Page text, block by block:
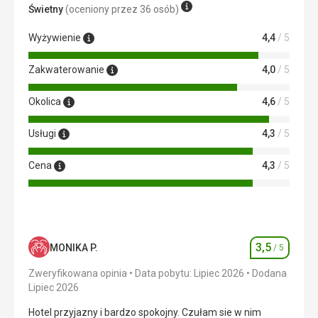
obsługa bardzo kompetentna i życzliwa, bardzo czysto.
Świetny(oceniony przez 36 osób)
Wyżywienie 4,4 / 5
Zakwaterowanie 4,0 / 5
Okolica 4,6 / 5
Usługi 4,3 / 5
Cena 4,3 / 5
MONIKA P. Ocena
3,5 / 5
Zweryfikowana opinia Data pobytu: Lipiec 2026
Dodana
Lipiec 2026
Hotel przyjazny i bardzo spokojny. Czułam sie w nim